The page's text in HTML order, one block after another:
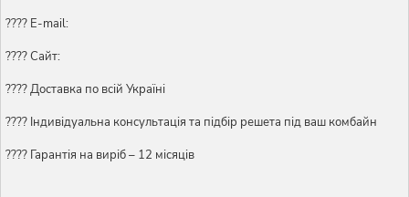
???? E-mail:
???? Сайт:
???? Доставка по всій Україні
????️ Індивідуальна консультація та підбір решета під ваш комбайн
???? Гарантія на виріб – 12 місяців